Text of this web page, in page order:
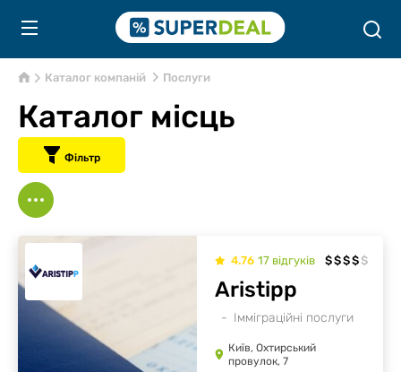
Каталог компаній Послуги
Каталог місць
Фільтр
4.76 17 відгуків $$$$ $
Імміграційні послуги
Aristipp
Київ, Охтирський
провулок, 7